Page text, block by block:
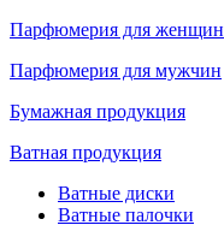
Парфюмерия для женщин
Парфюмерия для мужчин
Бумажная продукция
Ватная продукция
Ватные диски
Ватные палочки